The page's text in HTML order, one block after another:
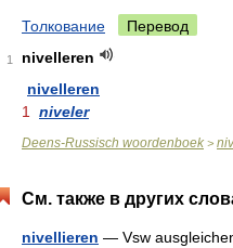
Толкование Перевод
1
nivelleren
nivelleren
1
niveler
Deens-Russisch woordenboek >
См. также в других
nivellieren — Vsw